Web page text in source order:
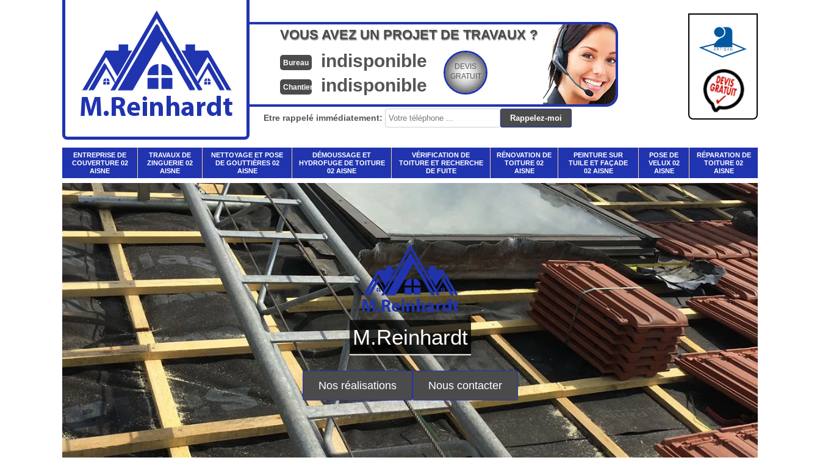
VOUS AVEZ UN PROJET DE TRAVAUX ?
Bureau indisponible
Chantier indisponible
DEVIS
GRATUIT
Etre rappelé immédiatement:
ENTREPRISE DE
COUVERTURE 02
AISNE
TRAVAUX DE
ZINGUERIE 02
AISNE
NETTOYAGE ET POSE
DE GOUTTIÈRES 02
AISNE
DÉMOUSSAGE ET
HYDROFUGE DE TOITURE
02 AISNE
VÉRIFICATION DE
TOITURE ET RECHERCHE
DE FUITE
RÉNOVATION DE
TOITURE 02
AISNE
PEINTURE SUR
TUILE ET FAÇADE
02 AISNE
POSE DE
VELUX 02
AISNE
RÉPARATION DE
TOITURE 02
AISNE
M.Reinhardt
Nos réalisations Nous contacter